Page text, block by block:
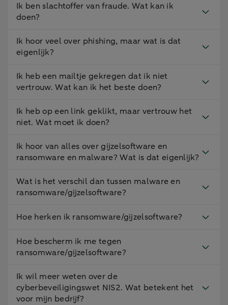
Ik ben slachtoffer van fraude. Wat kan ik
doen?
Ik hoor veel over phishing, maar wat is dat
eigenlijk?
Ik heb een mailtje gekregen dat ik niet
vertrouw. Wat kan ik het beste doen?
Ik heb op een link geklikt, maar vertrouw het
niet. Wat moet ik doen?
Ik hoor van alles over gijzelsoftware en
ransomware en malware? Wat is dat eigenlijk?
Wat is het verschil dan tussen malware en
ransomware/gijzelsoftware?
Hoe herken ik ransomware/gijzelsoftware?
Hoe bescherm ik me tegen
ransomware/gijzelsoftware?
Ik wil meer weten over de
cyberbeveiligingswet NIS2. Wat betekent het
voor mijn bedrijf?